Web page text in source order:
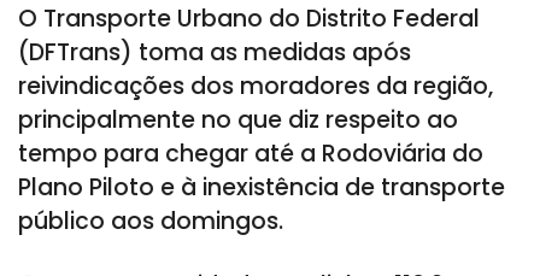
O Transporte Urbano do Distrito Federal
(DFTrans) toma as medidas após
reivindicações dos moradores da região,
principalmente no que diz respeito ao
tempo para chegar até a Rodoviária do
Plano Piloto e à inexistência de transporte
público aos domingos.